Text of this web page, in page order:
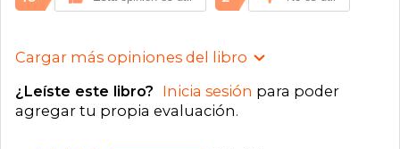
Cargar más opiniones del libro
¿Leíste este libro? Inicia sesión para poder
agregar tu propia evaluación.